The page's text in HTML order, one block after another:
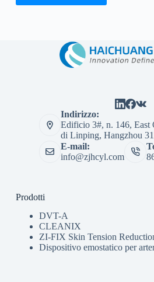
Indirizzo:
Edificio 3#, n. 146, East
di Linping, Hangzhou
E-mail:
info@zjhcyl.com
Prodotti
DVT-A
CLEANIX
ZI-FIX Skin Tension
Dispositivo emostatico per